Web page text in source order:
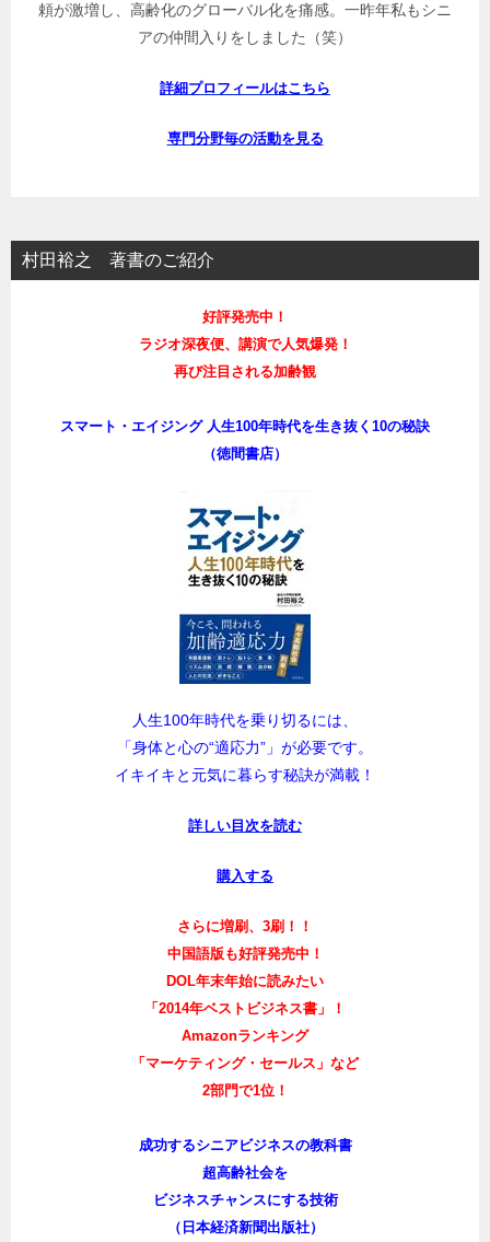
頼が激増し、高齢化のグローバル化を痛感。一昨年私もシニ
アの仲間入りをしました（笑）
詳細プロフィールはこちら
専門分野毎の活動を見る
村田裕之 著書のご紹介
好評発売中！
ラジオ深夜便、講演で人気爆発！
再び注目される加齢観
スマート・エイジング 人生100年時代を生き抜く10の秘訣
（徳間書店）
人生100年時代を乗り切るには、
「身体と心の“適応力”」が必要です。
イキイキと元気に暮らす秘訣が満載！
詳しい目次を読む
購入する
さらに増刷、3刷！！
中国語版も好評発売中！
DOL年末年始に読みたい
「2014年ベストビジネス書」！
Amazonランキング
「マーケティング・セールス」など
2部門で1位！
成功するシニアビジネスの教科書
超高齢社会を
ビジネスチャンスにする技術
（日本経済新聞出版社）